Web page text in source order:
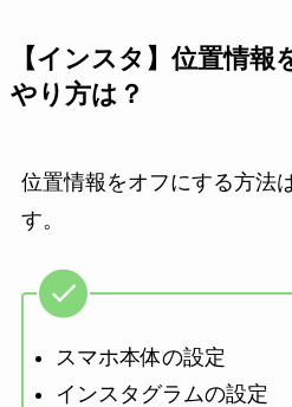
【インスタ】位置情報
やり方は？
位置情報をオフにする方法
す。
スマホ本体の設定
インスタグラムの設定